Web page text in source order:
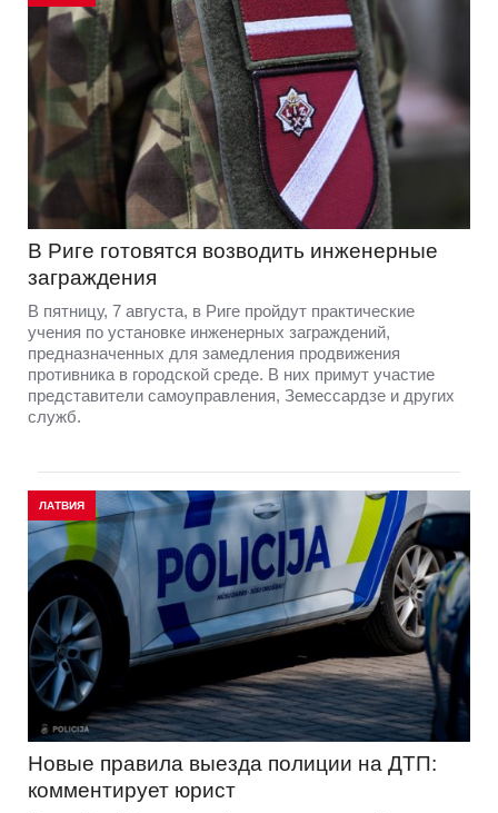
В Риге готовятся возводить инженерные
заграждения
В пятницу, 7 августа, в Риге пройдут практические
учения по установке инженерных заграждений,
предназначенных для замедления продвижения
противника в городской среде. В них примут участие
представители самоуправления, Земессардзе и других
служб.
ЛАТВИЯ
Новые правила выезда полиции на ДТП:
комментирует юрист